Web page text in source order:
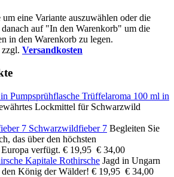
eine Variante auszuwählen oder die
auf "In den Warenkorb" um die
in den Warenkorb zu legen.
Versandkosten
Trüffelaroma 100 ml in
Lockmittel für Schwarzwild
Schwarzwildfieber 7 Begleiten Sie
das über den höchsten
verfügt. € 19,95 € 34,00
Kapitale Rothirsche Jagd in Ungarn
König der Wälder! € 19,95 € 34,00